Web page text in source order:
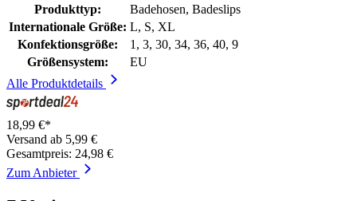
Produkttyp:
Badehosen, Badeslips
Internationale Größe: L, S, XL
Konfektionsgröße:
1, 3, 30, 34, 36, 40, 9
Größensystem:
EU
Alle Produktdetails
18,99 €*
Versand ab 5,99 €
Gesamtpreis: 24,98 €
Zum Anbieter